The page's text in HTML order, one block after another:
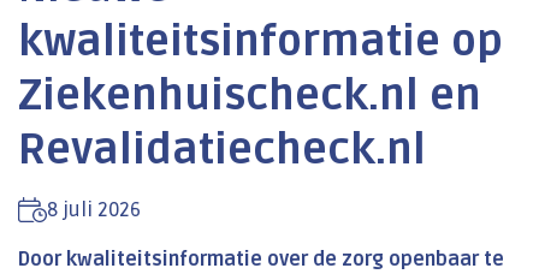
kwaliteitsinformatie op
Ziekenhuischeck.nl en
Revalidatiecheck.nl
8 juli 2026
Door kwaliteitsinformatie over de zorg openbaar te